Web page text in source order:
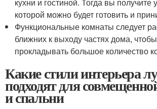
кухни и гостиной. Тогда вы получите
которой можно будет готовить и
Функциональные комнаты следует
ближних к выходу частях дома,
прокладывать большое количество
Какие стили интерьера
подходят для
и спальни